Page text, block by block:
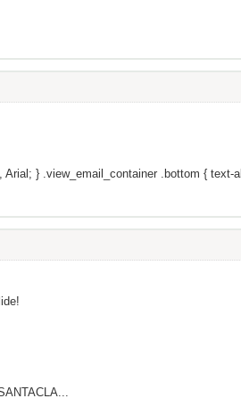
} .view_email_container .bottom { text-